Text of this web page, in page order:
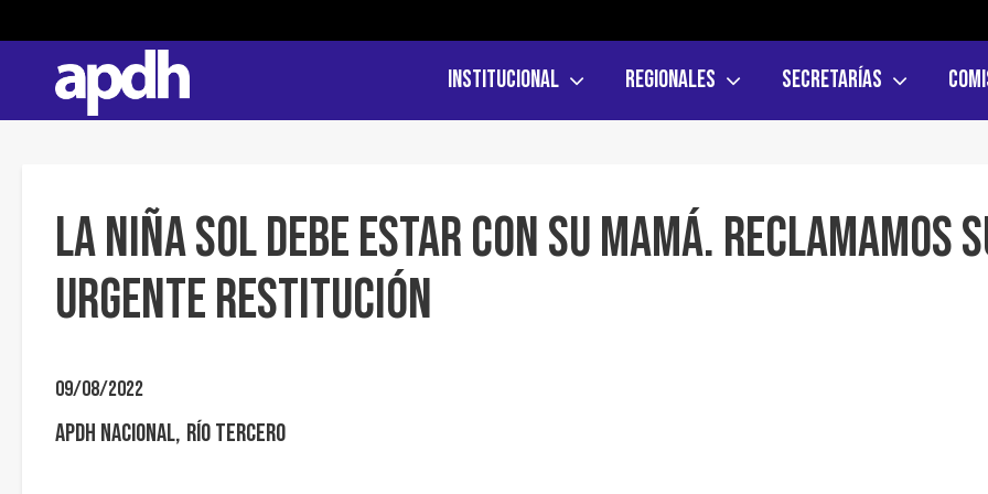
Institucional Regionales Secretarías
LA NIÑA SOL DEBE ESTAR CON SU MAMÁ. RECLAMAMOS
URGENTE RESTITUCIÓN
09/08/2022
APDH Nacional Río Tercero